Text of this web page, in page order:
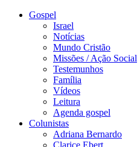
Gospel
Israel
Notícias
Mundo Cristão
Missões / Ação Social
Testemunhos
Família
Vídeos
Leitura
Agenda gospel
Colunistas
Adriana Bernardo
Clarice Ebert